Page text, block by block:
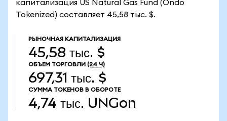
капитализация US Natural Gas Fund (Ondo
Tokenized) составляет 45,58 тыс. $.
РЫНОЧНАЯ КАПИТАЛИЗАЦИЯ
45,58 тыс. $
ОБЪЕМ ТОРГОВЛИ (24 Ч)
697,31 тыс. $
СУММА ТОКЕНОВ В ОБОРОТЕ
4,74 тыс. UNGon